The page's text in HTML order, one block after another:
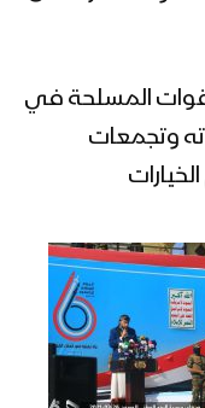
– 1444هـ
صقر اللاحجي –
ومستمرة حتى
المسلحة في
وتجمعات